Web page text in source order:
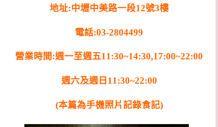
地址:中壢中美路一段12號3樓
電話:03-2804499
營業時間:週一至週五11:30~14:30,17:00~22:00
週六及週日11:30~22:00
(本篇為手機照片記錄食記)